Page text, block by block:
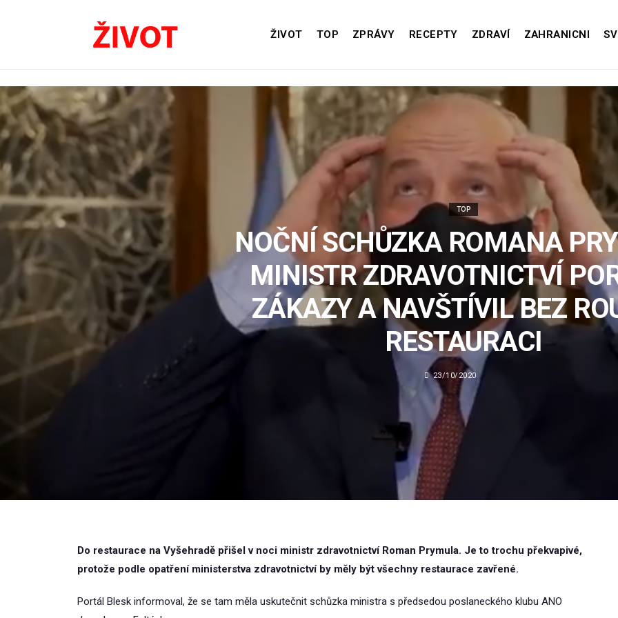
ŽIVOT TOP ZPRÁVY RECEPTY ZDRAVÍ ZAHRANICNI
TOP
NOČNÍ SCHŮZKA ROMANA
MINISTR ZDRAVOTNICTVÍ
ZÁKAZY A NAVŠTÍVIL BEZ
RESTAURACI
23/10/2020
Do restaurace na Vyšehradě přišel v noci ministr zdravotnictví Roman Prymula. Je to trochu překvapivé,
protože podle opatření ministerstva zdravotnictví by měly být všechny restaurace zavřené.
Portál Blesk informoval, že se tam měla uskutečnit schůzka ministra s předsedou poslaneckého klubu ANO